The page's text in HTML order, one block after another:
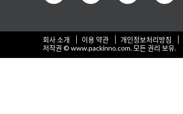
회사 소개 이용 약관 개인정보처리방침
저작권 © www.packinno.com. 모든 권리 보유.